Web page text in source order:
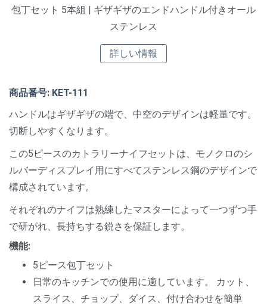
包丁セット 5本組 | ギザギザのエンドハンドル付きオール
ステンレス
詳しい情報
商品番号: KET-111
ハンドルはギザギザの端で、中空のデザインは軽量です。
切断しやすくなります。
この5ピースのカトラリーナイフセットは、モノクロのシ
ルバーディスプレイ用にすべてステンレス鋼のデザインで
構成されています。
それぞれのナイフは熟練したマスターによって一つずつ手
で研がれ、長持ちする鋭さを保証します。
機能:
5ピース包丁セット
日常のキッチンでの使用に適しています。 カット、
スライス、チョップ、ダイス、付け合わせを簡単